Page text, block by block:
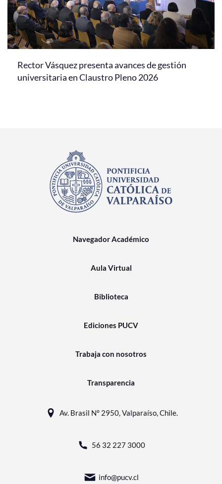
Rector Vásquez presenta avances de gestión
universitaria en Claustro Pleno 2026
Navegador Académico
Aula Virtual
Biblioteca
Ediciones PUCV
Trabaja con nosotros
Transparencia
Av. Brasil N° 2950, Valparaíso, Chile.
56 32 227 3000
info@pucv.cl